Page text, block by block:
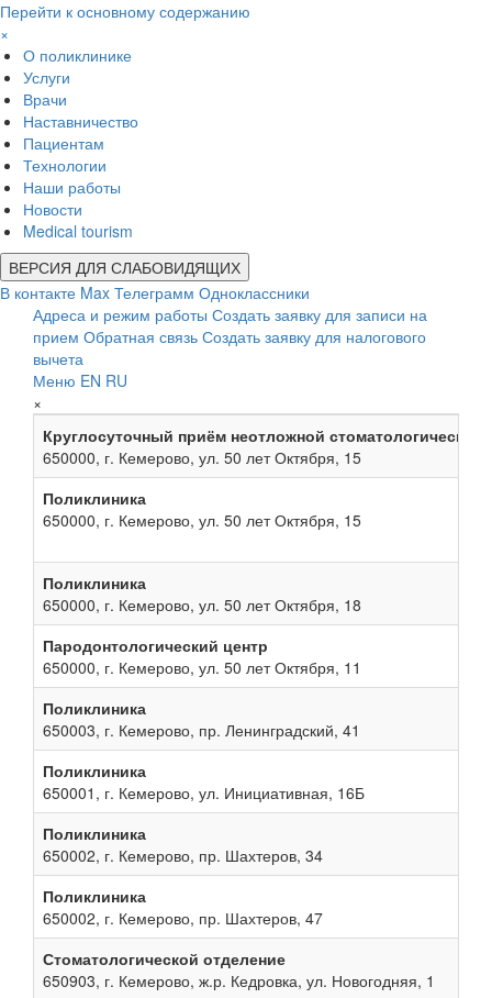
Перейти к основному содержанию
×
О поликлинике
Услуги
Врачи
Наставничество
Пациентам
Технологии
Наши работы
Новости
Medical tourism
ВЕРСИЯ ДЛЯ СЛАБОВИДЯЩИХ
В контакте Max Телеграмм Одноклассники
Адреса и режим работы Создать заявку для записи на
прием Обратная связь Создать заявку для налогового
вычета
Меню EN RU
×
Круглосуточный приём неотложной
650000, г. Кемерово, ул. 50 лет Октября, 15
Поликлиника
650000, г. Кемерово, ул. 50 лет Октября, 15
Поликлиника
650000, г. Кемерово, ул. 50 лет Октября, 18
Пародонтологический центр
650000, г. Кемерово, ул. 50 лет Октября, 11
Поликлиника
650003, г. Кемерово, пр. Ленинградский, 41
Поликлиника
650001, г. Кемерово, ул. Инициативная, 16Б
Поликлиника
650002, г. Кемерово, пр. Шахтеров, 34
Поликлиника
650002, г. Кемерово, пр. Шахтеров, 47
Стоматологической отделение
650903, г. Кемерово, ж.р. Кедровка, ул. Новогодняя, 1